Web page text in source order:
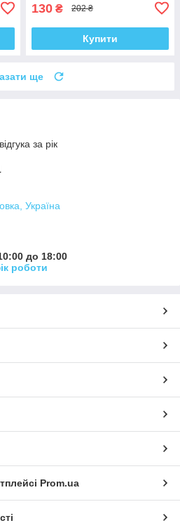
130 ₴ 202 ₴
Купити
ще
за рік
Україна
до 18:00
роботи
Prom.ua